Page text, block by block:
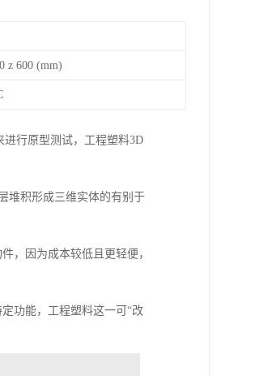
z 600 (mm)
行原型测试，工程塑料3D
堆积形成三维实体的有别于
，因为成本较低且更轻便，
功能，工程塑料这一可“改